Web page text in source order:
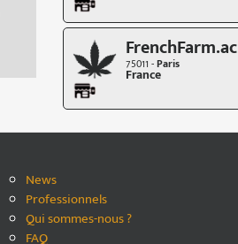
FrenchFarm.ac
75011 -Paris
France
News
Professionnels
Qui sommes-nous ?
FAQ